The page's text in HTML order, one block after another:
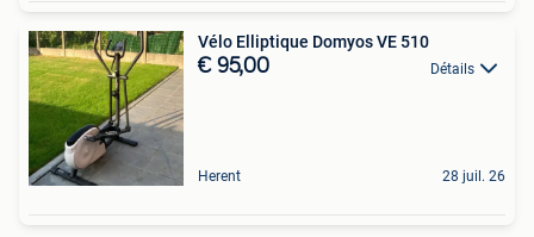
Vélo Elliptique Domyos VE 510
€ 95,00 Détails
Herent 28 juil. 26